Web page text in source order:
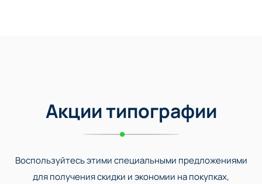
Акции типографии
Воспользуйтесь этими специальными предложениями
для получения скидки и экономии на покупках,